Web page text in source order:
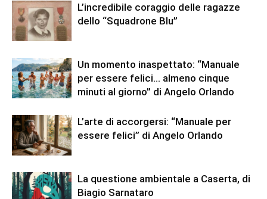
L’incredibile coraggio delle ragazze
dello “Squadrone Blu”
Un momento inaspettato: “Manuale
per essere felici… almeno cinque
minuti al giorno” di Angelo Orlando
L’arte di accorgersi: “Manuale per
essere felici” di Angelo Orlando
La questione ambientale a Caserta, di
Biagio Sarnataro